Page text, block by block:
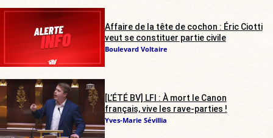
Affaire de la tête de cochon : Éric Ciotti
veut se constituer partie civile
Boulevard Voltaire
[L’ÉTÉ BV] LFI : À mort le Canon
français, vive les rave-parties !
Yves-Marie Sévillia